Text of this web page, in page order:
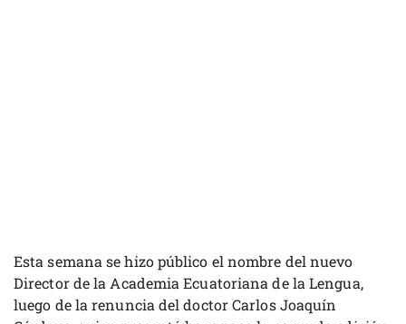
Esta semana se hizo público el nombre del nuevo
Director de la Academia Ecuatoriana de la Lengua,
luego de la renuncia del doctor Carlos Joaquín